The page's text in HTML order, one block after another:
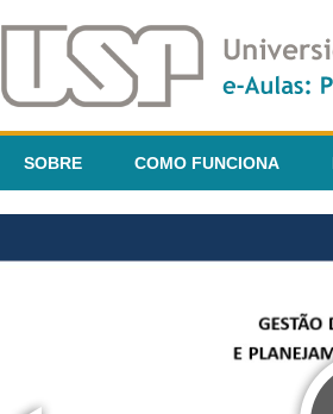
SOBRE COMO FUNCIONA